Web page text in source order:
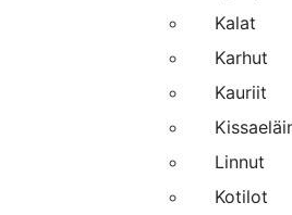
Kalat
Karhut
Kauriit
Linnut
Kotilot